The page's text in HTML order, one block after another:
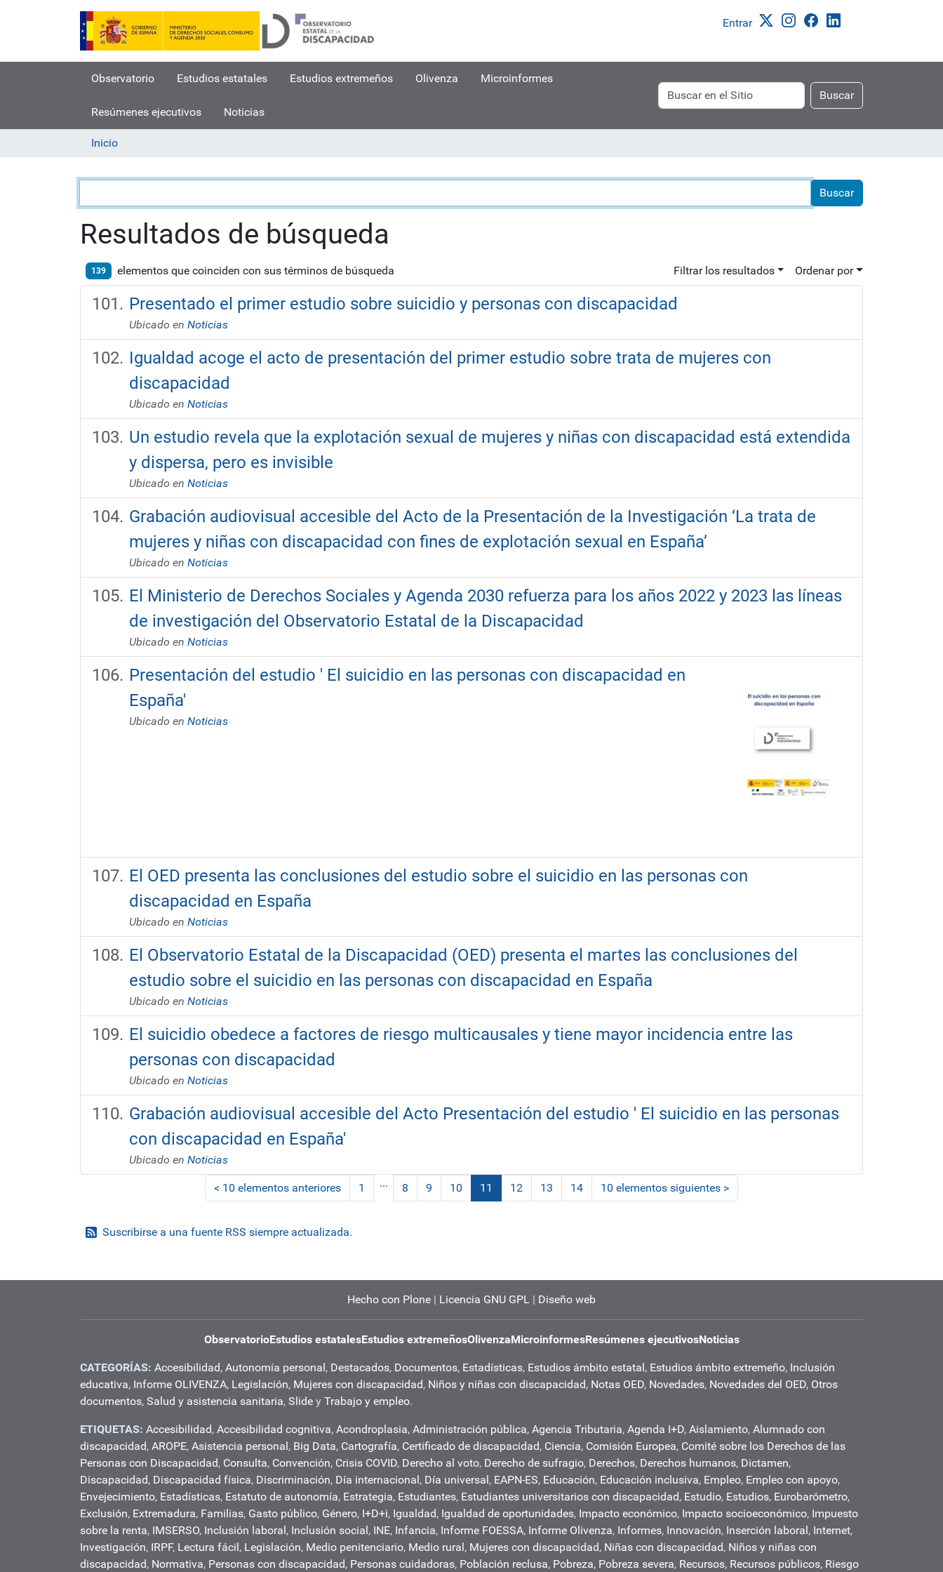
Entrar
Observatorio Estudios estatales Estudios extremeños Olivenza Microinformes
Resúmenes ejecutivos Noticias
Buscar Buscar
Búsqueda
Avanzada…
Inicio
Resultados de búsqueda
139 elementos que coinciden con sus términos de búsqueda Filtrar los resultados Ordenar por
Presentado el primer estudio sobre suicidio y personas con discapacidad
Ubicado en Noticias
Igualdad acoge el acto de presentación del primer estudio sobre trata de mujeres con
discapacidad
Ubicado en Noticias
Un estudio revela que la explotación sexual de mujeres y niñas con discapacidad está extendida
y dispersa, pero es invisible
Ubicado en Noticias
Grabación audiovisual accesible del Acto de la Presentación de la Investigación ‘La trata de
mujeres y niñas con discapacidad con fines de explotación sexual en España’
Ubicado en Noticias
El Ministerio de Derechos Sociales y Agenda 2030 refuerza para los años 2022 y 2023 las líneas
de investigación del Observatorio Estatal de la Discapacidad
Ubicado en Noticias
Presentación del estudio ' El suicidio en las personas con discapacidad en
España'
Ubicado en Noticias
El OED presenta las conclusiones del estudio sobre el suicidio en las personas con
discapacidad en España
Ubicado en Noticias
El Observatorio Estatal de la Discapacidad (OED) presenta el martes las conclusiones del
estudio sobre el suicidio en las personas con discapacidad en España
Ubicado en Noticias
El suicidio obedece a factores de riesgo multicausales y tiene mayor incidencia entre las
personas con discapacidad
Ubicado en Noticias
Grabación audiovisual accesible del Acto Presentación del estudio ' El suicidio en las personas
con discapacidad en España'
Ubicado en Noticias
< 10 elementos anteriores 1 ... 8 9 10
11
12 13 14 10 elementos siguientes >
Suscribirse a una fuente RSS siempre actualizada.
Hecho con Plone | Licencia GNU GPL | Diseño web
ObservatorioEstudios estatalesEstudios extremeñosOlivenzaMicroinformesResúmenes ejecutivosNoticias
CATEGORÍAS: Accesibilidad, Autonomía personal, Destacados, Documentos, Estadísticas, Estudios ámbito estatal, Estudios ámbito extremeño, Inclusión
educativa, Informe OLIVENZA, Legislación, Mujeres con discapacidad, Niños y niñas con discapacidad, Notas OED, Novedades, Novedades del OED, Otros
documentos, Salud y asistencia sanitaria, Slide y Trabajo y empleo.
ETIQUETAS: Accesibilidad, Accesibilidad cognitiva, Acondroplasia, Administración pública, Agencia Tributaria, Agenda I+D, Aislamiento, Alumnado con
discapacidad, AROPE, Asistencia personal, Big Data, Cartografía, Certificado de discapacidad, Ciencia, Comisión Europea, Comité sobre los Derechos de las
Personas con Discapacidad, Consulta, Convención, Crisis COVID, Derecho al voto, Derecho de sufragio, Derechos, Derechos humanos, Dictamen,
Discapacidad, Discapacidad física, Discriminación, Día internacional, Día universal, EAPN-ES, Educación, Educación inclusiva, Empleo, Empleo con apoyo,
Envejecimiento, Estadísticas, Estatuto de autonomía, Estrategia, Estudiantes, Estudiantes universitarios con discapacidad, Estudio, Estudios, Eurobarómetro,
Exclusión, Extremadura, Familias, Gasto público, Género, I+D+i, Igualdad, Igualdad de oportunidades, Impacto económico, Impacto socioeconómico, Impuesto
sobre la renta, IMSERSO, Inclusión laboral, Inclusión social, INE, Infancia, Informe FOESSA, Informe Olivenza, Informes, Innovación, Inserción laboral, Internet,
Investigación, IRPF, Lectura fácil, Legislación, Medio penitenciario, Medio rural, Mujeres con discapacidad, Niñas con discapacidad, Niños y niñas con
discapacidad, Normativa, Personas con discapacidad, Personas cuidadoras, Población reclusa, Pobreza, Pobreza severa, Recursos, Recursos públicos, Riesgo